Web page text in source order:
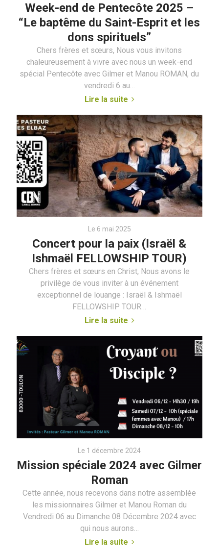
Week-end de Pentecôte 2025 –
“Le baptême du Saint-Esprit et les
dons spirituels”
Chers frères et sœurs, Nous vous invitons
chaleureusement à vivre avec nous un week-end
spécial Pentecôte avec Gilmer et Manou ROMAN, du
vendredi 6 au…
Lire la suite
Le 6 mai 2025
Concert pour la paix (Israël &
Ishmaël FELLOWSHIP TOUR)
Chers frères et sœurs en Christ, Nous avons le
privilège de vous inviter à un événement
exceptionnel de louange : Israël & Ishmaël
FELLOWSHIP TOUR…
Lire la suite
Le 1 décembre 2024
Mission spéciale 2024 avec Gilmer
Roman
Cette année, nous recevons dans notre assemblée
les missionnaires Gilmer et Manou Roman du
Vendredi 06 au Dimanche 08 Décembre 2024 avec
qui nous aurons…
Lire la suite